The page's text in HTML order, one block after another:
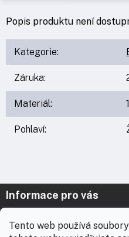
Tento web používá
Popis produktu není
Kategorie:
Záruka:
Materiál:
Pohlaví:
Z
p
Informace pro vás
Prodejna Nymburk